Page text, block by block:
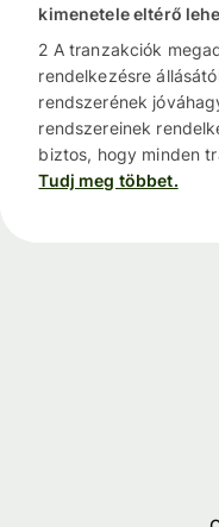
kimenetele eltérő
2 A tranzakciók
rendelkezésre
rendszerének
rendszereinek
biztos, hogy minden
Tudj meg többet.